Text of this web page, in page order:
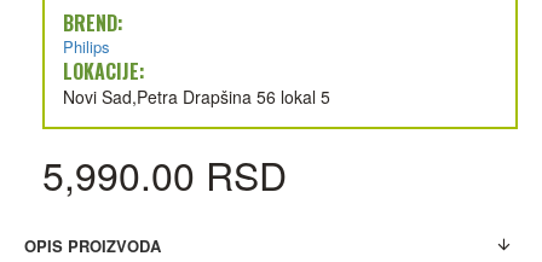
BREND:
Philips
LOKACIJE:
Novi Sad,Petra Drapšina 56 lokal 5
5,990.00 RSD
OPIS PROIZVODA